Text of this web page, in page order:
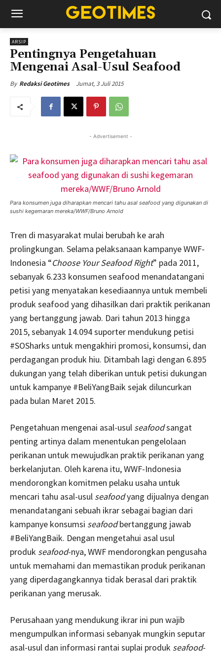
ARSIP
Pentingnya Pengetahuan
Mengenai Asal-Usul Seafood
By Redaksi Geotimes Jumat, 3 Juli 2015
- Advertisement -
Para konsumen juga diharapkan mencari tahu asal seafood yang digunakan di
sushi kegemaran mereka/WWF/Bruno Arnold
Tren di masyarakat mulai berubah ke arah
prolingkungan. Selama pelaksanaan kampanye WWF-
Indonesia “Choose Your Seafood Right” pada 2011,
sebanyak 6.233 konsumen seafood menandatangani
petisi yang menyatakan kesediaannya untuk membeli
produk seafood yang dihasilkan dari praktik perikanan
yang bertanggung jawab. Dari tahun 2013 hingga
2015, sebanyak 14.094 suporter mendukung petisi
#SOSharks untuk mengakhiri promosi, konsumsi, dan
perdagangan produk hiu. Ditambah lagi dengan 6.895
dukungan yang telah diberikan untuk petisi dukungan
untuk kampanye #BeliYangBaik sejak diluncurkan
pada bulan Maret 2015.
Pengetahuan mengenai asal-usul seafoodsangat
penting artinya dalam menentukan pengelolaan
perikanan untuk mewujudkan praktik perikanan yang
berkelanjutan. Oleh karena itu, WWF-Indonesia
mendorongkan komitmen pelaku usaha untuk
mencari tahu asal-usul seafoodyang dijualnya dengan
menandatangani sebuah ikrar sebagai bagian dari
kampanye konsumsi seafoodbertanggung jawab
#BeliYangBaik. Dengan mengetahui asal usul
produk seafood-nya, WWF mendorongkan pengusaha
untuk memahami dan memastikan produk perikanan
yang diperdagangkannya tidak berasal dari praktik
perikanan yang merusak.
Perusahaan yang mendukung ikrar ini pun wajib
mengumpulkan informasi sebanyak mungkin seputar
asal-usul dan informasi rantai suplai produk seafood-